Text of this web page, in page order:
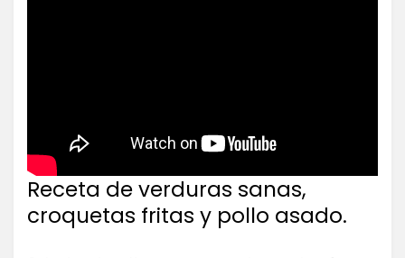
Receta de verduras sanas,
croquetas fritas y pollo asado.